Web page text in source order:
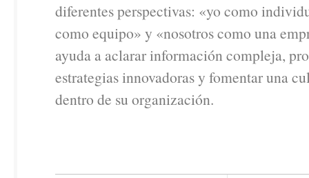
diferentes perspectivas: «yo como
como equipo» y «nosotros como una
ayuda a aclarar información compleja,
estrategias innovadoras y fomentar una
dentro de su organización.